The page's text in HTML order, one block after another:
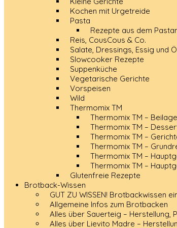
Kochen mit Urgetreide
Pasta
Rezepte aus dem
Reis, CousCous & Co.
Salate, Dressings, Essig und
Slowcooker Rezepte
Suppenküche
Vegetarische Gerichte
Vorspeisen
Wild
Thermomix TM
Thermomix TM –
Thermomix TM –
Thermomix TM –
Thermomix TM –
Thermomix TM –
Thermomix TM –
Glutenfreie Rezepte
Brotback-Wissen
GUT ZU WISSEN! Brotbackwissen
Allgemeine Infos zum Brotbacken
Alles über Sauerteig – Herstellung,
Alles über Lievito Madre –